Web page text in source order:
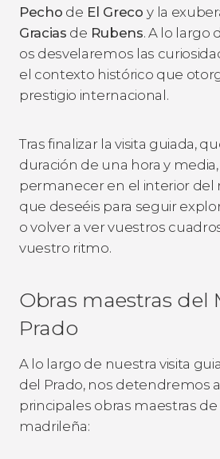
Pecho de El Grecoy la
Gracias de Rubens. A lo largo
os desvelaremos las
el contexto histórico que
prestigio internacional.
Tras finalizar la visita guiada,
duración de una hora y
permanecer en el interior
que deseéis para seguir
o volver a ver vuestros
vuestro ritmo.
Obras maestras del
Prado
A lo largo de nuestra visita
del Prado, nos detendremos
principales obras maestras
madrileña: